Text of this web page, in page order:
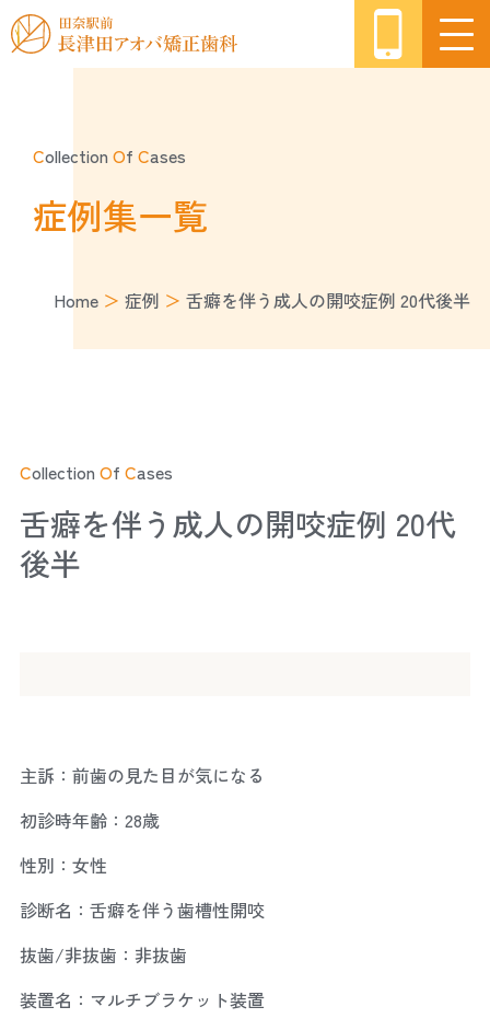
Collection Of Cases
症例集一覧
Home ＞症例 ＞舌癖を伴う成人の開咬症例 20代後半
Collection Of Cases
舌癖を伴う成人の開咬症例 20代
後半
主訴：前歯の見た目が気になる
初診時年齢：28歳
性別：女性
診断名：舌癖を伴う歯槽性開咬
抜歯/非抜歯：非抜歯
装置名：マルチブラケット装置